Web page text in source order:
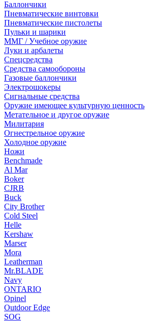
Баллончики
Пневматические винтовки
Пневматические пистолеты
Пульки и шарики
ММГ / Учебное оружие
Луки и арбалеты
Спецсредства
Средства самообороны
Газовые баллончики
Электрошокеры
Сигнальные средства
Оружие имеющее культурную ценность
Метательное и другое оружие
Милитария
Огнестрельное оружие
Холодное оружие
Ножи
Benchmade
Al Mar
Boker
CJRB
Buck
City Brother
Cold Steel
Helle
Kershaw
Marser
Mora
Leatherman
Mr.BLADE
Navy
ONTARIO
Opinel
Outdoor Edge
SOG